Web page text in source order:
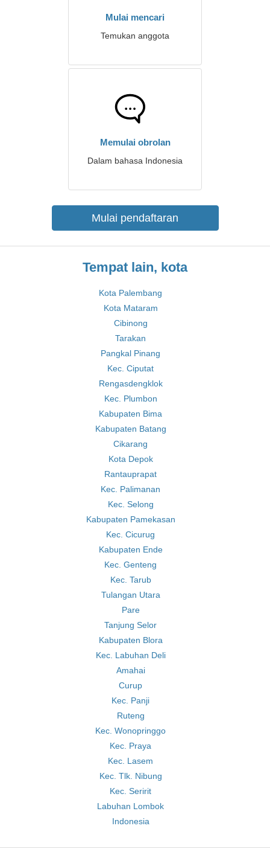
Mulai mencari
Temukan anggota
Memulai obrolan
Dalam bahasa Indonesia
Mulai pendaftaran
Tempat lain, kota
Kota Palembang
Kota Mataram
Cibinong
Tarakan
Pangkal Pinang
Kec. Ciputat
Rengasdengklok
Kec. Plumbon
Kabupaten Bima
Kabupaten Batang
Cikarang
Kota Depok
Rantauprapat
Kec. Palimanan
Kec. Selong
Kabupaten Pamekasan
Kec. Cicurug
Kabupaten Ende
Kec. Genteng
Kec. Tarub
Tulangan Utara
Pare
Tanjung Selor
Kabupaten Blora
Kec. Labuhan Deli
Amahai
Curup
Kec. Panji
Ruteng
Kec. Wonopringgo
Kec. Praya
Kec. Lasem
Kec. Tlk. Nibung
Kec. Seririt
Labuhan Lombok
Indonesia